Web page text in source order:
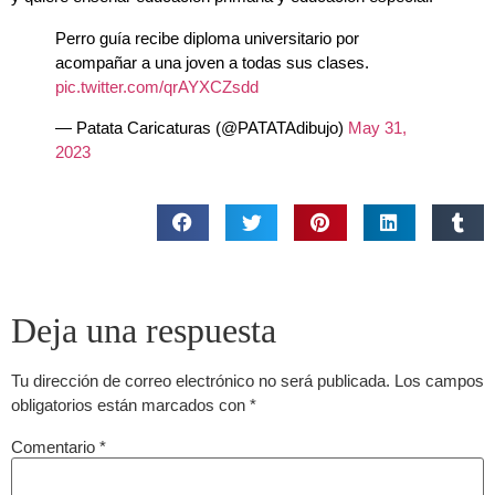
Perro guía recibe diploma universitario por
acompañar a una joven a todas sus clases.
pic.twitter.com/qrAYXCZsdd
— Patata Caricaturas (@PATATAdibujo) May 31,
2023
Deja una respuesta
Tu dirección de correo electrónico no será publicada. Los campos
obligatorios están marcados con *
Comentario *